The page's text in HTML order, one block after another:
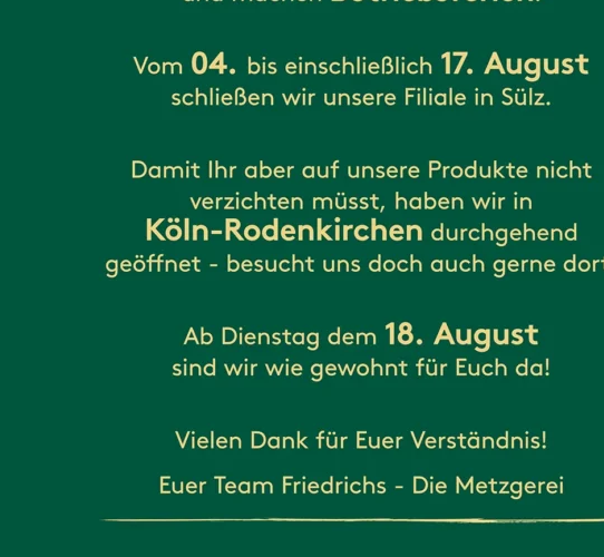
Wenn im Rahmen einer Vereinbarung zur
erfolgt dies immer nach Art. 28 DS-GVO. Wir wählen
diese regelmäßig und haben uns ein Weisungsrecht
geeignete technische und organisatorische
BDSG n.F. und DS-GVO einhalten
der europäischen Datenschutz-Grundverordnung (DS-GVO)
geschaffen. Ihre Daten werden daher vorwiegend durch
doch die Verarbeitung durch Dienste Dritter außerhalb
stattfinden, so müssen diese die besonderen
Verarbeitung erfolgt aufgrund besonderer Garantien, wie
eines der EU entsprechenden Datenschutzniveaus
der so genannten
„Privacy-Shield“, dem Datenschutzabkommen zwischen